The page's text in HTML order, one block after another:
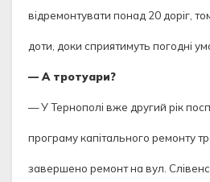
відремонтувати понад 20 доріг,
доти, доки сприятимуть погодні
— А тротуари?
— У Тернополі вже другий рік
програму капітального ремонту
завершено ремонт на вул.